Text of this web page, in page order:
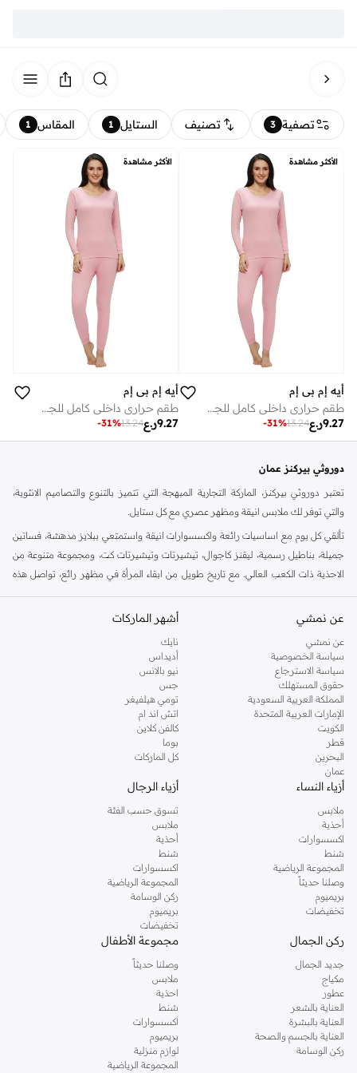
تصفية 3 تصنيف الستايل 1 المقاس 1
الأكثر مشاهدة
أيه إم بي إم
طقم حراري داخلي كامل للجسم للنساء - وردي
ر.ع9.27
13.24
-31%
الأكثر مشاهدة
أيه إم بي إم
طقم حراري داخلي كامل للجسم للنساء - وردي
ر.ع9.27
13.24
-31%
دوروثي بيركنز عمان
تعتبر دوروثي بيركنز، الماركة التجارية المبهجة التي تتميز بالتنوع والتصاميم الانثوية،
والتي توفر لك ملابس انيقة ومظهر عصري مع كل ستايل.
تألقي كل يوم مع اساسيات رائعة واكسسوارات انيقة واستمتعي ببلايز مدهشة، فساتين
جميلة، بناطيل رسمية، ليقنز كاجوال، تيشيرتات وتيشيرتات كت، ومجموعة متنوعة من
الاحذية ذات الكعب العالي. مع تاريخ طويل من ابقاء المرأة في مظهر رائع، تواصل هذه
كنت تقومين بتجديد خزانة ملابسك الملائمة للعمل، البحث عن فستان مثالي للحفلات او
اليه.
تسوقي دوروثي بيركنز اون لاين مسقط
تسوقي دوروثي بيركنز اون لاين من نمشي واستمتعي باكثر من الف ستايل من مجموعة
دوروثي بيركنز الشهيرة. تصفحي المجموعة كاملة في متجر دوروثي بيركنز اون لاين او
استخدمي القائمة لتحديد تجربة تسوق دوروثي بيركنز اون لاين. خدمة التوصيل السريعة
والدعم الاستثنائي يضمن لك تجربة تسوق ممتعة دائما مع نمشي.
عن نمشي
عن نمشي
سياسة الخصوصية
سياسة الاسترجاع
حقوق المستهلك
المملكة العربية السعودية
الإمارات العربية المتحدة
الكويت
قطر
البحرين
عمان
أشهر الماركات
نايك
أديداس
نيو بالانس
جس
تومي هيلفيغر
اتش اند ام
كالفن كلاين
بوما
كل الماركات
أزياء النساء
ملابس
أحذية
اكسسوارات
شنط
المجموعة الرياضية
وصلنا حديثاً
بريميوم
تخفيضات
أزياء الرجال
تسوق حسب الفئة
ملابس
أحذية
شنط
اكسسوارات
المجموعة الرياضية
ركن الوسامة
بريميوم
تخفيضات
ركن الجمال
جديد الجمال
مكياج
عطور
العناية بالشعر
العناية بالبشرة
العناية بالجسم والصحة
ركن الوسامة
مجموعة الأطفال
وصلنا حديثاً
ملابس
احذية
شنط
اكسسوارات
بريميوم
لوازم منزلية
المجموعة الرياضية